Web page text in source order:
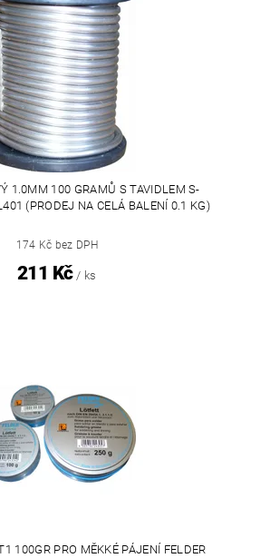
1.0MM 100 GRAMŮ S TAVIDLEM S-
(PRODEJ NA CELÁ BALENÍ 0.1 KG)
174 Kč bez DPH
211 Kč / ks
100GR PRO MĚKKÉ PÁJENÍ FELDER